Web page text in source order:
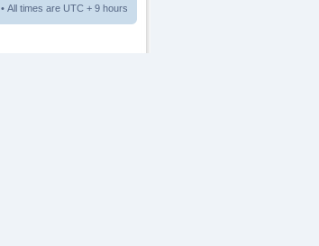
• All times are UTC + 9 hours